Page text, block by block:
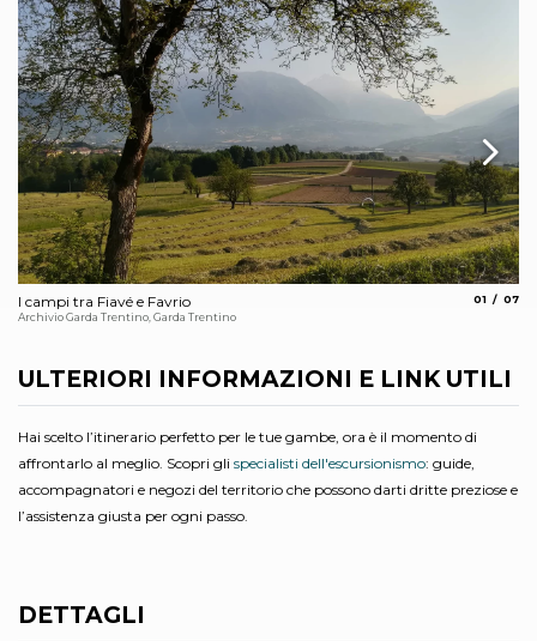
I campi tra Fiavé e Favrio
Archivio Garda Trentino, Garda Trentino
01 07
ULTERIORI INFORMAZIONI E LINK UTILI
Hai scelto l’itinerario perfetto per le tue gambe, ora è il momento di
affrontarlo al meglio. Scopri gli specialisti dell'escursionismo: guide,
accompagnatori e negozi del territorio che possono darti dritte preziose e
l’assistenza giusta per ogni passo.
DETTAGLI